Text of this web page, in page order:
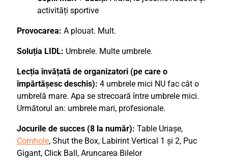
activități sportive
Provocarea: A plouat. Mult.
Soluția LIDL: Umbrele. Multe umbrele.
Lecția învățată de organizatori (pe care o
împărtășesc deschis): 4 umbrele mici NU fac cât o
umbrelă mare. Apa se strecoară între umbrele mici.
Următorul an: umbrele mari, profesionale.
Jocurile de succes (8 la număr): Table Uriașe,
Cornhole, Shut the Box, Labirint Vertical 1 și 2, Puc
Gigant, Click Ball, Aruncarea Bilelor